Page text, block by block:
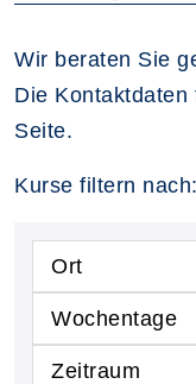
Wir beraten Sie
Die
Seite.
Kurse filtern nach:
Ort
Wochentage
Zeitraum